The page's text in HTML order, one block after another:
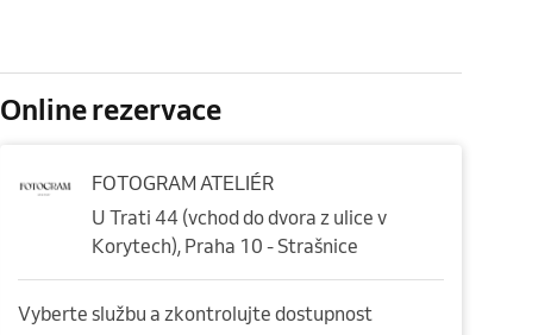
Online rezervace
FOTOGRAM ATELIÉR
U Trati 44 (vchod do dvora z ulice v
Korytech), Praha 10 - Strašnice
Vyberte službu a zkontrolujte dostupnost